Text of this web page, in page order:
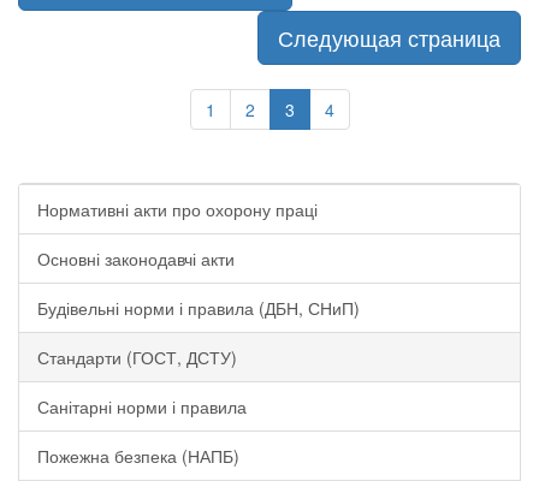
Следующая страница
1 2 3 4
Нормативні акти про охорону праці
Основні законодавчі акти
Будівельні норми і правила (ДБН, СНиП)
Стандарти (ГОСТ, ДСТУ)
Санітарні норми і правила
Пожежна безпека (НАПБ)